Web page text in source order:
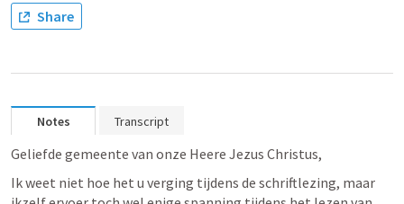
Share
Notes Transcript
Geliefde gemeente van onze Heere Jezus Christus,
Ik weet niet hoe het u verging tijdens de schriftlezing, maar